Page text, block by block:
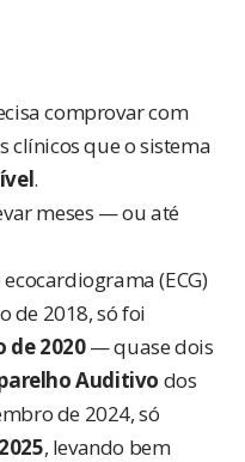
comprovar com
clínicos que o sistema
.
meses — ou até
(ECG)
de 2018, só foi
de 2020— quase dois
Auditivo dos
de 2024, só
, levando bem